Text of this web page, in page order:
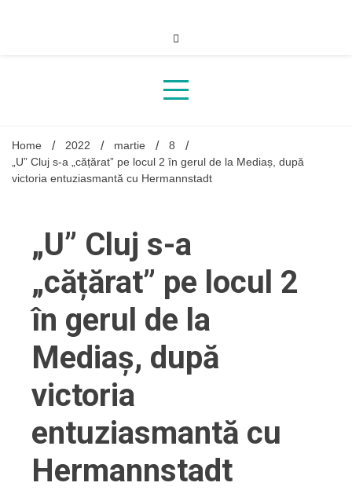
Home 2022 martie
8
„U” Cluj s-a „cățărat” pe locul 2 în gerul de la Mediaș, după
victoria entuziasmantă cu Hermannstadt
„U” Cluj s-a
„cățărat” pe locul 2
în gerul de la
Mediaș, după
victoria
entuziasmantă cu
Hermannstadt